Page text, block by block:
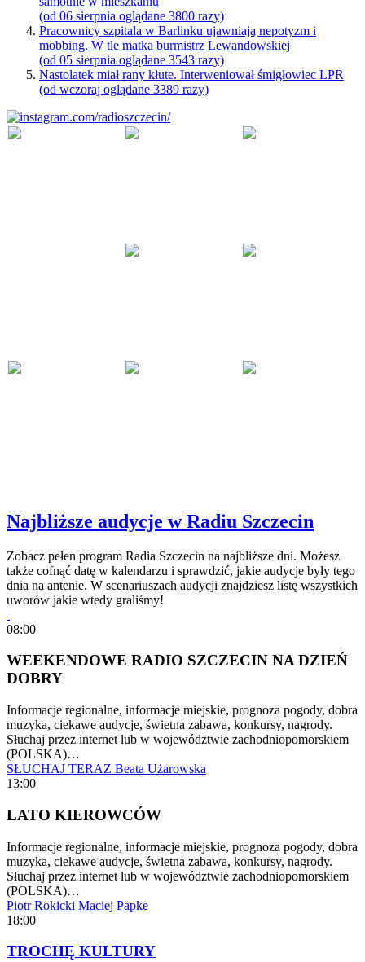
(od 06 sierpnia oglądane 3800 razy)
Pracownicy szpitala w Barlinku ujawniają nepotyzm i
mobbing. W tle matka burmistrz Lewandowskiej
(od 05 sierpnia oglądane 3543 razy)
Nastolatek miał rany kłute. Interweniował śmigłowiec LPR
(od wczoraj oglądane 3389 razy)
Najbliższe audycje w Radiu Szczecin
Zobacz pełen program Radia Szczecin na najbliższe dni. Możesz
także cofnąć datę w kalendarzu i sprawdzić, jakie audycje były tego
dnia na antenie. W scenariuszach audycji znajdziesz listę wszystkich
uworów jakie wtedy graliśmy!
08:00
WEEKENDOWE RADIO SZCZECIN NA DZIEŃ
DOBRY
Informacje regionalne, informacje miejskie, prognoza pogody, dobra
muzyka, ciekawe audycje, świetna zabawa, konkursy, nagrody.
Słuchaj przez internet lub w województwie zachodniopomorskiem
(POLSKA)…
SŁUCHAJ TERAZ Beata Użarowska
13:00
LATO KIEROWCÓW
Informacje regionalne, informacje miejskie, prognoza pogody, dobra
muzyka, ciekawe audycje, świetna zabawa, konkursy, nagrody.
Słuchaj przez internet lub w województwie zachodniopomorskiem
(POLSKA)…
Piotr Rokicki Maciej Papke
18:00
TROCHĘ KULTURY